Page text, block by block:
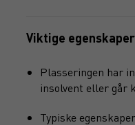
Viktige egenskaper
Plasseringen har
insolvent eller går
Typiske